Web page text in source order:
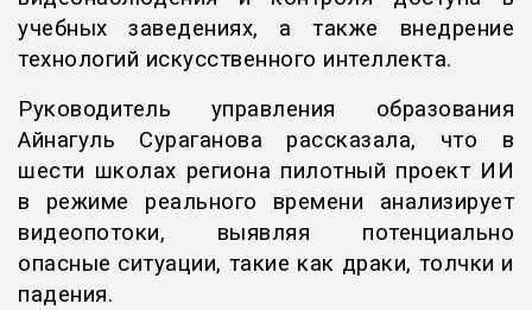
учебных заведениях, а также внедрение
технологий искусственного интеллекта.
Руководитель управления образования
Айнагуль Сураганова рассказала, что в
шести школах региона пилотный проект ИИ
в режиме реального времени анализирует
видеопотоки, выявляя потенциально
опасные ситуации, такие как драки, толчки и
падения.